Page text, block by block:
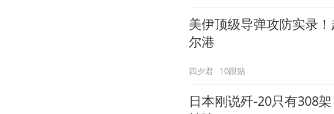
美伊顶级导弹攻防实录
尔港
四夕君 10跟贴
日本刚说歼-20只有308